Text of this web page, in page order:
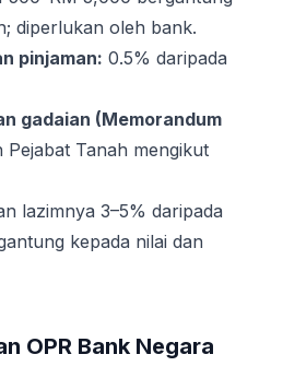
diperlukan oleh bank.
pinjaman: 0.5% daripada
gadaian (Memorandum
Pejabat Tanah mengikut
lazimnya 3–5% daripada
kepada nilai dan
OPR Bank Negara